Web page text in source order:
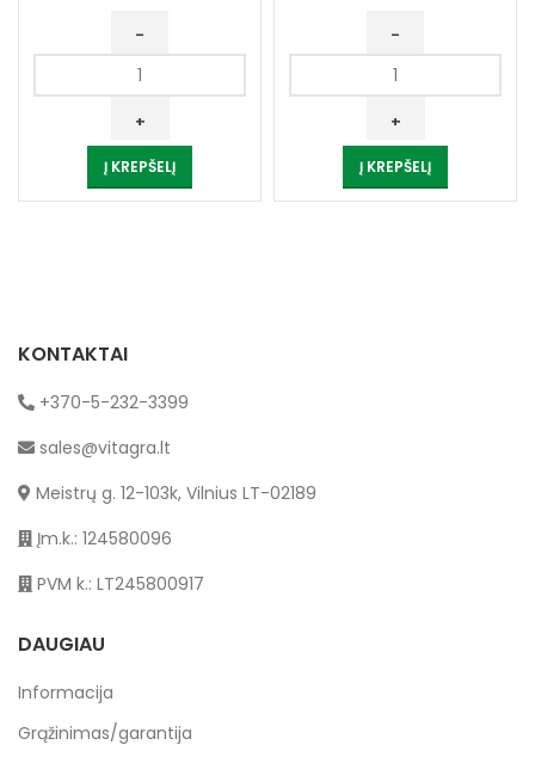
kiekis:
metal.
Į KREPŠELĮ
kiekis:
220*40*20
mm
Į KREPŠELĮ
KONTAKTAI
+370-5-232-3399
sales@vitagra.lt
Meistrų g. 12-103k, Vilnius LT-02189
Įm.k.: 124580096
PVM k.: LT245800917
DAUGIAU
Informacija
Grąžinimas/garantija